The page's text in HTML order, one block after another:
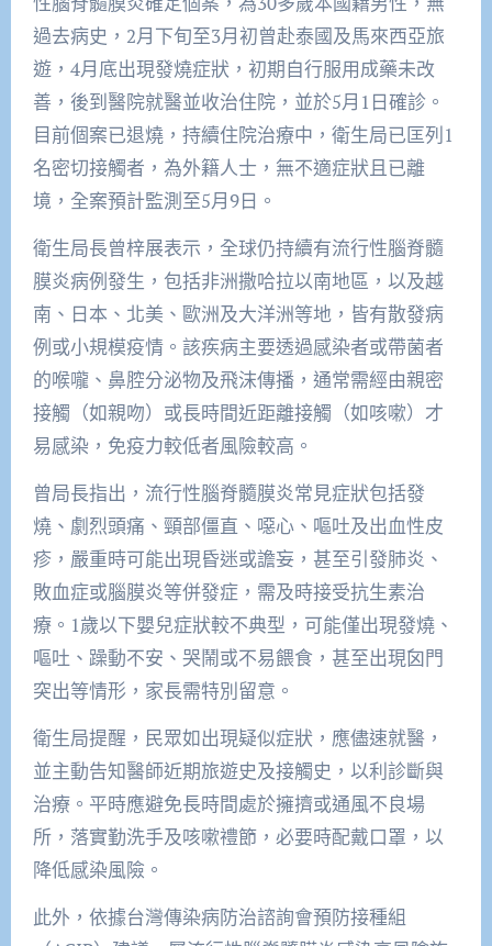
過去病史，2月下旬至3月初曾赴泰國及馬來西亞旅
遊，4月底出現發燒症狀，初期自行服用成藥未改
善，後到醫院就醫並收治住院，並於5月1日確診。
目前個案已退燒，持續住院治療中，衛生局已匡列1
名密切接觸者，為外籍人士，無不適症狀且已離
境，全案預計監測至5月9日。
衛生局長曾梓展表示，全球仍持續有流行性腦脊髓
膜炎病例發生，包括非洲撒哈拉以南地區，以及越
南、日本、北美、歐洲及大洋洲等地，皆有散發病
例或小規模疫情。該疾病主要透過感染者或帶菌者
的喉嚨、鼻腔分泌物及飛沫傳播，通常需經由親密
接觸（如親吻）或長時間近距離接觸（如咳嗽）才
易感染，免疫力較低者風險較高。
曾局長指出，流行性腦脊髓膜炎常見症狀包括發
燒、劇烈頭痛、頸部僵直、噁心、嘔吐及出血性皮
疹，嚴重時可能出現昏迷或譫妄，甚至引發肺炎、
敗血症或腦膜炎等併發症，需及時接受抗生素治
療。1歲以下嬰兒症狀較不典型，可能僅出現發燒、
嘔吐、躁動不安、哭鬧或不易餵食，甚至出現囟門
突出等情形，家長需特別留意。
衛生局提醒，民眾如出現疑似症狀，應儘速就醫，
並主動告知醫師近期旅遊史及接觸史，以利診斷與
治療。平時應避免長時間處於擁擠或通風不良場
所，落實勤洗手及咳嗽禮節，必要時配戴口罩，以
降低感染風險。
此外，依據台灣傳染病防治諮詢會預防接種組